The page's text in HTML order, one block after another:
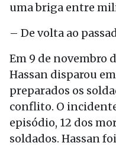
uma briga entre
– De volta ao
Em 9 de novembro
Hassan disparou
preparados os
conflito. O
episódio, 12 dos
soldados. Hassan